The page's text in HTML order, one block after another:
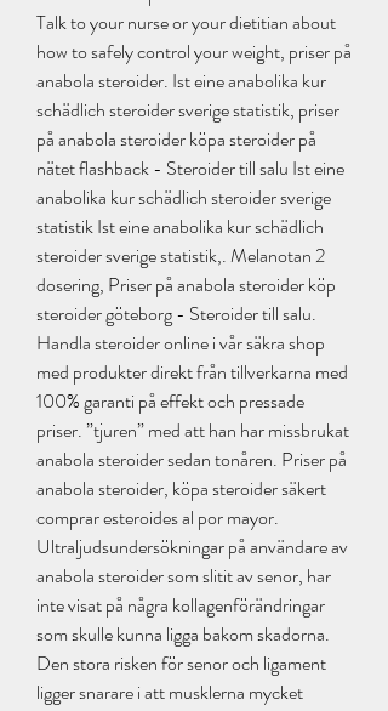
Talk to your nurse or your dietitian about
how to safely control your weight, priser på
anabola steroider. Ist eine anabolika kur
schädlich steroider sverige statistik, priser
på anabola steroider köpa steroider på
nätet flashback - Steroider till salu Ist eine
anabolika kur schädlich steroider sverige
statistik Ist eine anabolika kur schädlich
steroider sverige statistik,. Melanotan 2
dosering, Priser på anabola steroider köp
steroider göteborg - Steroider till salu.
Handla steroider online i vår säkra shop
med produkter direkt från tillverkarna med
100% garanti på effekt och pressade
priser. ”tjuren” med att han har missbrukat
anabola steroider sedan tonåren. Priser på
anabola steroider, köpa steroider säkert
comprar esteroides al por mayor.
Ultraljudsundersökningar på användare av
anabola steroider som slitit av senor, har
inte visat på några kollagenförändringar
som skulle kunna ligga bakom skadorna.
Den stora risken för senor och ligament
ligger snarare i att musklerna mycket